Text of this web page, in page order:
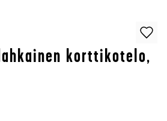
korttikotelo,